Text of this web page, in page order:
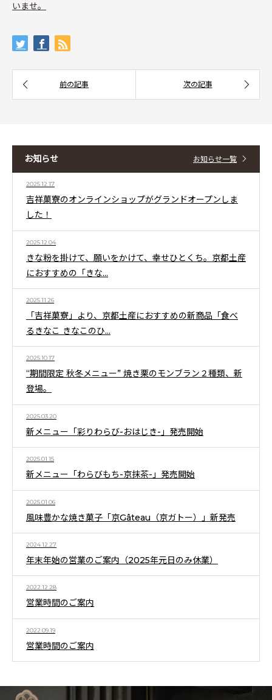
いませ。
お知らせ お知らせ一覧
2025.12.17
吉祥菓寮のオンラインショップがグランドオープンしま
した！
2025.12.04
きな粉を掛けて、願いをかけて、幸せひとくち。京都土産
におすすめの「きな...
2025.11.26
「吉祥菓寮」より、京都土産におすすめの新商品「食べ
るきなこ きなこのひ...
2025.10.17
“期間限定 秋冬メニュー” 焼き栗のモンブラン２種類、新
登場。
2025.03.20
新メニュー「彩りわらび-おはじき-」発売開始
2025.01.15
新メニュー「わらびもち-京抹茶-」発売開始
2025.01.06
風味豊かな焼き菓子「京Gâteau（京ガトー）」新発売
2024.12.27
年末年始の営業のご案内（2025年元日のみ休業）
2022.12.28
営業時間のご案内
2022.09.19
営業時間のご案内